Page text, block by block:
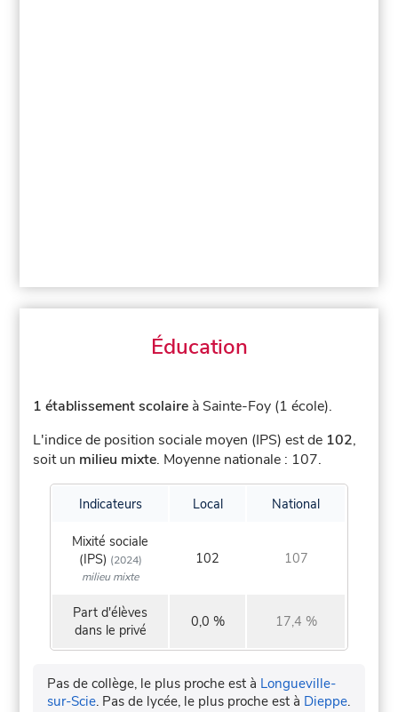
Éducation
1 établissement scolaire à Sainte-Foy (1 école).
L'indice de position sociale moyen (IPS) est de 102,
soit un milieu mixte. Moyenne nationale : 107.
Indicateurs Local National
Mixité sociale
(IPS) (2024)
milieu mixte
102 107
Part d'élèves
dans le privé
0,0 % 17,4 %
Pas de collège, le plus proche est à Longueville-
sur-Scie. Pas de lycée, le plus proche est à Dieppe.